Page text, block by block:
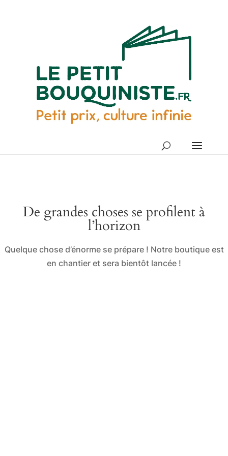
De grandes choses se profilent à
l’horizon
Quelque chose d’énorme se prépare ! Notre boutique est
en chantier et sera bientôt lancée !